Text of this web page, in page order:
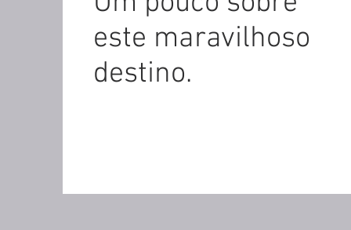
este maravilhoso
destino.